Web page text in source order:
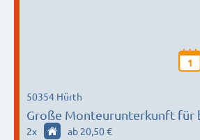
1
Große Monteurunterkunft für
Personen – Perfekt für Teams
50354 Hürth
2x ab 20,50 €